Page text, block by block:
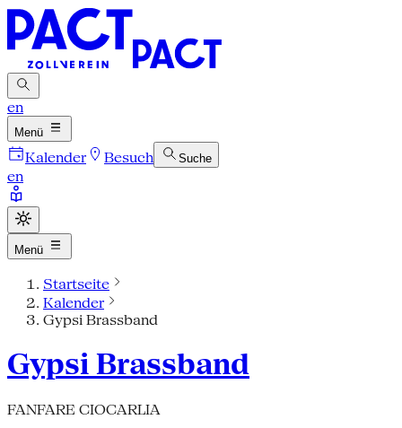
en
Menü
Kalender Besuch Suche
en
Menü
Startseite
Kalender
Gypsi Brassband
Gypsi Brassband
FANFARE CIOCARLIA